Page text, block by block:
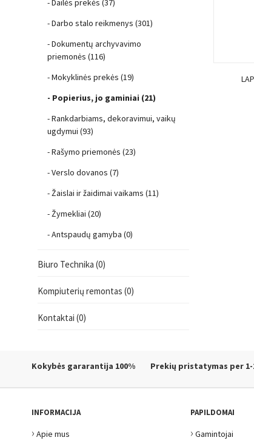
- Dailės prekės (37)
- Darbo stalo reikmenys (301)
- Dokumentų archyvavimo
priemonės (116)
- Mokyklinės prekės (19)
- Popierius, jo gaminiai (21)
- Rankdarbiams, dekoravimui, vaikų
ugdymui (93)
- Rašymo priemonės (23)
- Verslo dovanos (7)
- Žaislai ir žaidimai vaikams (11)
- Žymekliai (20)
- Antspaudų gamyba (0)
Biuro Technika (0)
Kompiuterių remontas (0)
Kontaktai (0)
Kokybės gararantija 100% Prekių pristatymas per
INFORMACIJA
› Apie mus
PAPILDOMAI
› Gamintojai